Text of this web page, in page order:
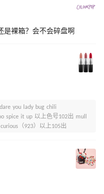
是裸箱？会不会碎盘啊
you lady bug chili
spice it up 以上色号102出 mull
（923）以上105出